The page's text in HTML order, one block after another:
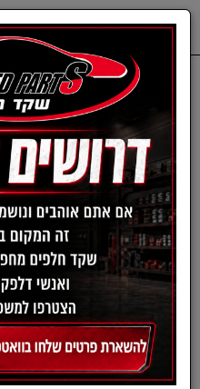
חלפים מכנים
פלגים-סקודה
סינון ומיון ›